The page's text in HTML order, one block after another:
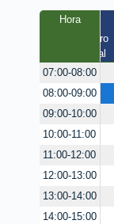
HoraLaura
Claustro
/ Virtual
07:00-08:00
08:00-09:00
09:00-10:00
10:00-11:00
11:00-12:00
12:00-13:00
13:00-14:00
14:00-15:00